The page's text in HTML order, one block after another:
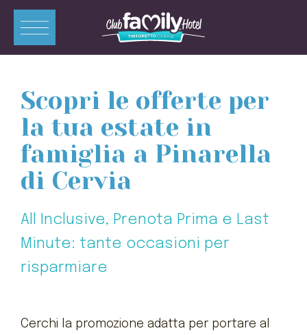
Scopri le offerte per
la tua estate in
famiglia a Pinarella
di Cervia
All Inclusive, Prenota Prima e Last
Minute: tante occasioni per
risparmiare
Cerchi la promozione adatta per portare al
Appartamenti
Camere
Piscine
Miniclub
Offerte
Attrazioni